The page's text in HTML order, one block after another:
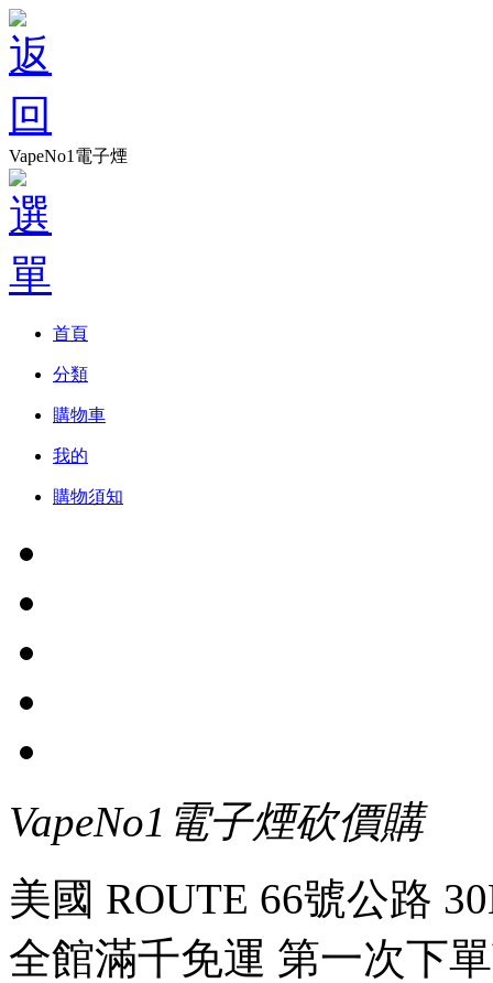
VapeNo1電子煙
首頁
分類
購物車
我的
購物須知
VapeNo1電子煙砍價購
美國 ROUTE 66號公路
全館滿千免運 第一次下